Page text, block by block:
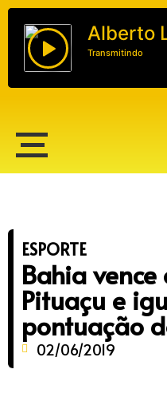
Alberto
Transmitindo
ESPORTE
Bahia
Pituaçu e
pontuação
02/06/2019